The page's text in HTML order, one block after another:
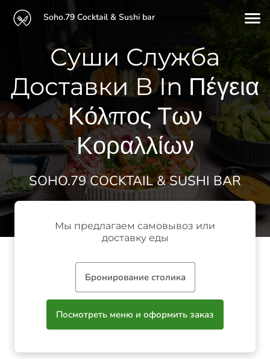
Soho.79 Cocktail & Sushi bar
Суши Служба
Доставки В In Πέγεια
Κόλπος Των
Κοραλλίων
SOHO.79 COCKTAIL & SUSHI BAR
Мы предлагаем самовывоз или
доставку еды
Бронирование столика
Посмотреть меню и оформить заказ